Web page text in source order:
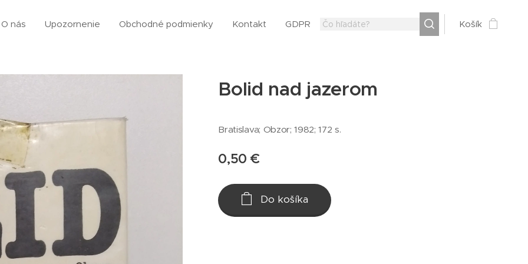
O nás Upozornenie Obchodné podmienky Kontakt GDPR Košík
Bolid nad jazerom
Bratislava; Obzor; 1982; 172 s.
0,50 €
Do košíka